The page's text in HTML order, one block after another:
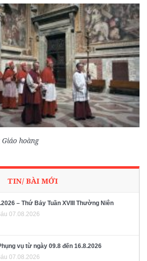
hoàng
TIN/ BÀI MỚI
– Thứ Bảy Tuần XVIII Thường Niên
07.08.2026
vụ từ ngày 09.8 đến 16.8.2026
07.08.2026